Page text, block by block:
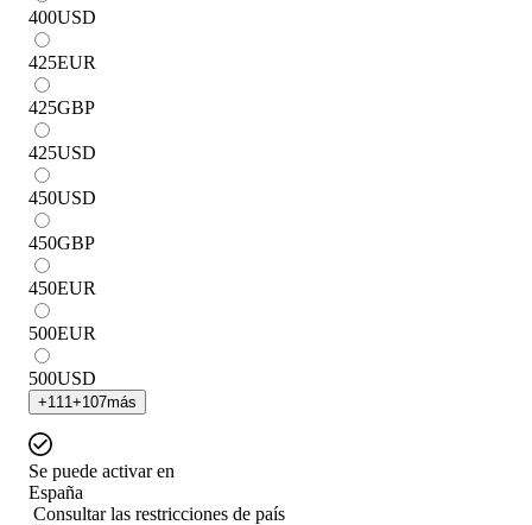
400USD
425EUR
425GBP
425USD
450USD
450GBP
450EUR
500EUR
500USD
+111 +107más
Se puede activar en
España
Consultar las restricciones de país